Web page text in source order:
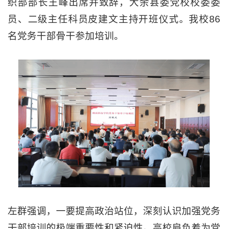
织部部长王峰出席并致辞，大余县委党校校委委
员、二级主任科员皮建文主持开班仪式。我校86
名党务干部骨干参加培训。
左群强调，一要提高政治站位，深刻认识加强党务